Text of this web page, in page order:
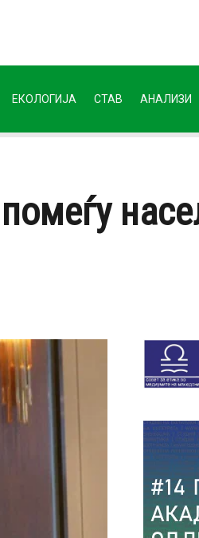
ЕКОЛОГИЈА СТАВ АНАЛИЗИ